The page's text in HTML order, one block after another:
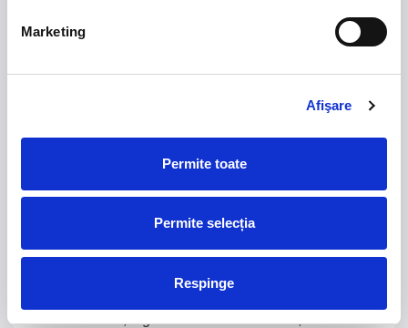
Marketing
Afişare
Permite toate
Permite selecția
Respinge
Blackbriar ajunge la București pe 27 septembrie,
pentru un concert la Quantic. Turneul promovează
iubirea, pierderea și moartea prin imagini cinematice,